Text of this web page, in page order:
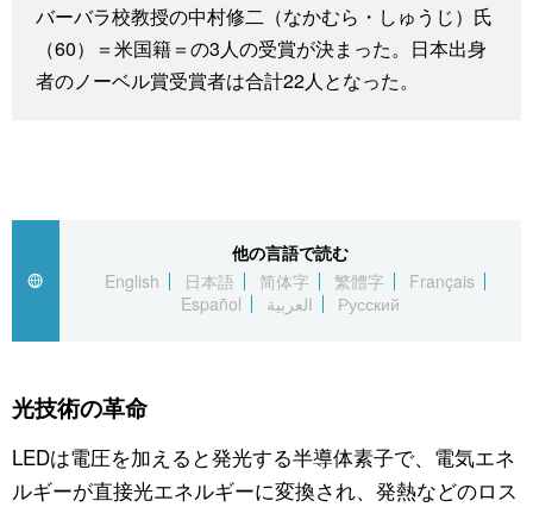
スポーツ・東京2020
Topics
バーバラ校教授の中村修二（なかむら・しゅうじ）氏
（60）＝米国籍＝の3人の受賞が決まった。日本出身
者のノーベル賞受賞者は合計22人となった。
他の言語で読む
English
日本語 简体字 繁體字
Français
Español
العربية Русский
光技術の革命
LEDは電圧を加えると発光する半導体素子で、電気エネ
ルギーが直接光エネルギーに変換され、発熱などのロス